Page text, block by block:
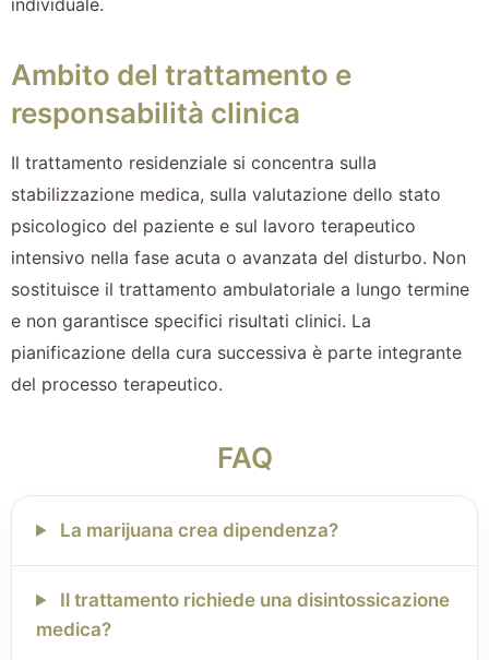
Ambito del trattamento e
responsabilità clinica
Il trattamento residenziale si concentra sulla
stabilizzazione medica, sulla valutazione dello stato
psicologico del paziente e sul lavoro terapeutico
intensivo nella fase acuta o avanzata del disturbo. Non
sostituisce il trattamento ambulatoriale a lungo termine
e non garantisce specifici risultati clinici. La
pianificazione della cura successiva è parte integrante
del processo terapeutico.
FAQ
La marijuana crea dipendenza?
Il trattamento richiede una disintossicazione
medica?